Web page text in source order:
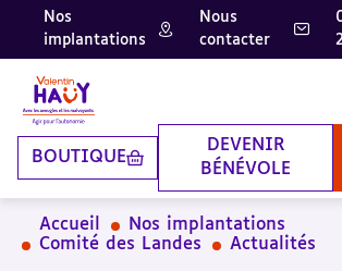
Aller
contenu
principal
Aller
pied
de
page
Aller
la
recherche
Nos
implantations
Nous
contacter
BOUTIQUE
DEVENIR
BÉNÉVOLE
Accueil
Nos implantations
Comité des Landes
Actualités